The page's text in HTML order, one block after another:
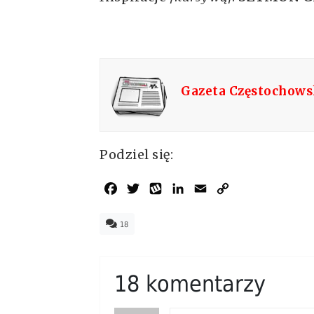
Gazeta
Podziel się:
Facebook
TwitterWykopLinkedIn
Email
18
18 komentarzy